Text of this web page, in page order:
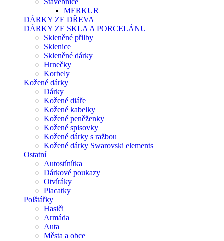
MERKUR
DÁRKY ZE DŘEVA
DÁRKY ZE SKLA A PORCELÁNU
Skleněné přilby
Sklenice
Skleněné dárky
Hrnečky
Korbely
Kožené dárky
Dárky
Kožené diáře
Kožené kabelky
Kožené peněženky
Kožené spisovky
Kožené dárky s ražbou
Kožené dárky Swarovski elements
Ostatní
Autostínítka
Dárkové poukazy
Otvíráky
Placatky
Polštářky
Hasiči
Armáda
Auta
Města a obce